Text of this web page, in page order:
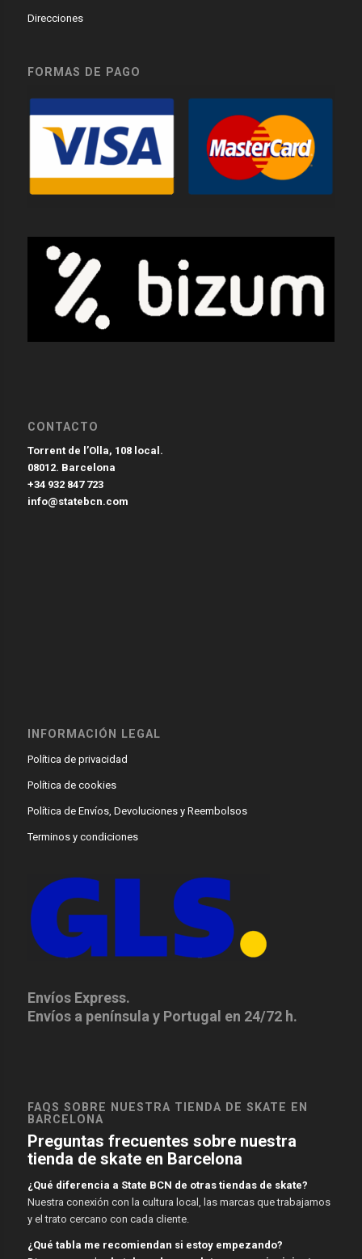
Direcciones
FORMAS DE PAGO
CONTACTO
Torrent de l’Olla, 108 local.
08012. Barcelona
+34 932 847 723
info@statebcn.com
INFORMACIÓN LEGAL
Política de privacidad
Política de cookies
Política de Envíos, Devoluciones y Reembolsos
Terminos y condiciones
Envíos Express.
Envíos a península y Portugal en 24/72 h.
FAQS SOBRE NUESTRA TIENDA DE SKATE EN
BARCELONA
Preguntas frecuentes sobre nuestra
tienda de skate en Barcelona
¿Qué diferencia a State BCN de otras tiendas de skate?
Nuestra conexión con la cultura local, las marcas que trabajamos
y el trato cercano con cada cliente.
¿Qué tabla me recomiendan si estoy empezando?